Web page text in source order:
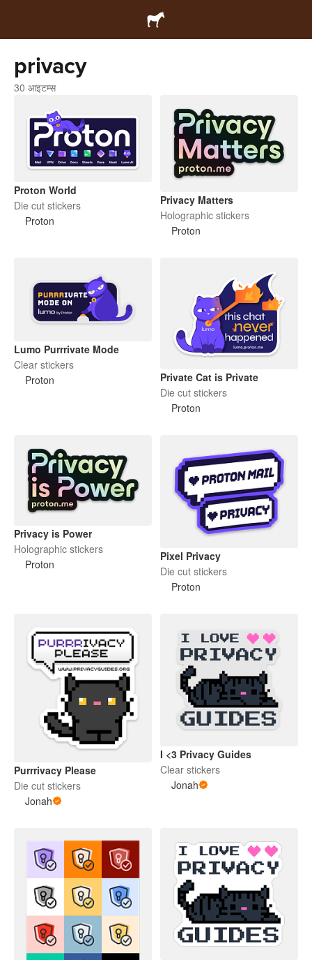
privacy
30 आइटम्स
Proton World
Die cut stickers
Proton
Privacy Matters
Holographic stickers
Proton
Lumo Purrrivate Mode
Clear stickers
Proton
Private Cat is Private
Die cut stickers
Proton
Privacy is Power
Holographic stickers
Proton
Pixel Privacy
Die cut stickers
Proton
Purrrivacy Please
Die cut stickers
Jonah
I <3 Privacy Guides
Clear stickers
Jonah